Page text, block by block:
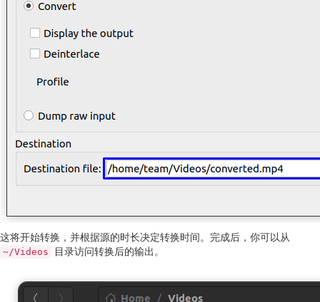
这将开始转换，并根据源的时长决定转换时间。完成后，你可以从
~/Videos 目录访问转换后的输出。